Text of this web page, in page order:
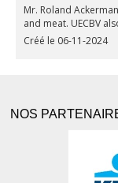
Mr. Roland
and meat. UECBV
Créé le 06-11-2024
NOS